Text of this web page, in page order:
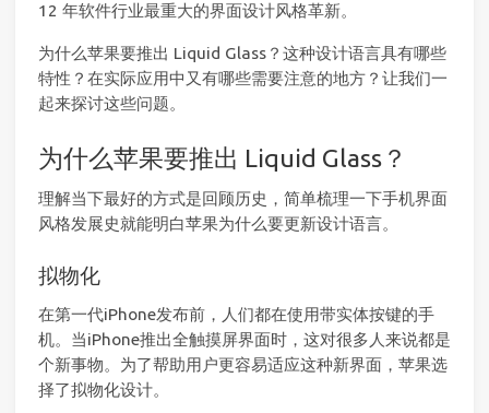
12 年软件行业最重大的界面设计风格革新。
为什么苹果要推出 Liquid Glass？这种设计语言具有哪些
特性？在实际应用中又有哪些需要注意的地方？让我们一
起来探讨这些问题。
为什么苹果要推出 Liquid Glass？
理解当下最好的方式是回顾历史，简单梳理一下手机界面
风格发展史就能明白苹果为什么要更新设计语言。
拟物化
在第一代iPhone发布前，人们都在使用带实体按键的手
机。当iPhone推出全触摸屏界面时，这对很多人来说都是
个新事物。为了帮助用户更容易适应这种新界面，苹果选
择了拟物化设计。